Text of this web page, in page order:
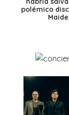
polémico